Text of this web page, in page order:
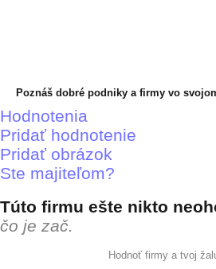
Poznáš dobré podniky a firmy vo
Hodnotenia
Pridať hodnotenie
Pridať obrázok
Ste majiteľom?
Túto firmu ešte nikto
čo je zač.
Hodnoť firmy a tvoj